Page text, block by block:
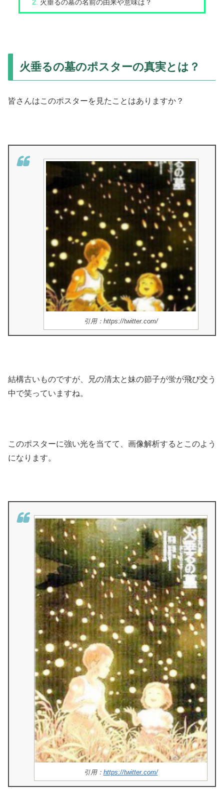
火垂るの墓の名前の由来や意味は？
火垂るの墓のポスターの真実とは？
皆さんはこのポスターを見たことはありますか？
引用：https://twitter.com/
結構古いものですが、兄の清太と妹の節子が蛍が飛び交う
中で笑っていますね。
このポスターに強い光を当てて、画像解析するとこのよう
になります。
引用： https://twitter.com/